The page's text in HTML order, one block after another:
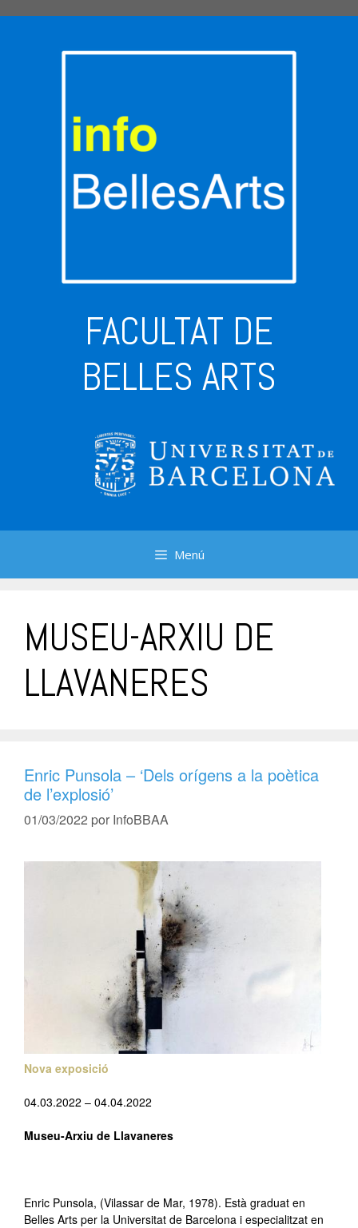
FACULTAT DE
BELLES ARTS
Menú
MUSEU-ARXIU DE
LLAVANERES
Enric Punsola – ‘Dels orígens a la poètica
de l’explosió’
01/03/2022 por InfoBBAA
Nova exposició
04.03.2022 – 04.04.2022
Museu-Arxiu de Llavaneres
Enric Punsola, (Vilassar de Mar, 1978). Està graduat en
Belles Arts per la Universitat de Barcelona i especialitzat en